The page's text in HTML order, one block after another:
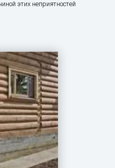
этих неприятностей